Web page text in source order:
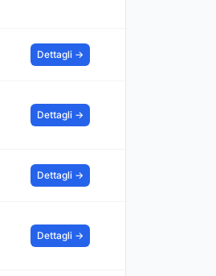
Dettagli →
Dettagli →
Dettagli →
Dettagli →